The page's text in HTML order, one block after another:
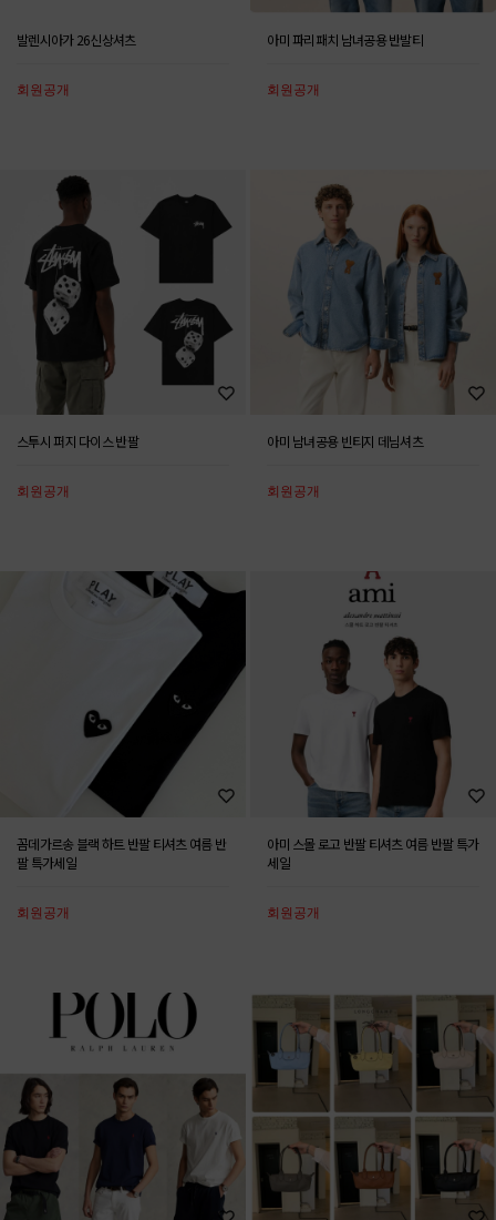
발렌시아가 26신상셔츠
회원공개
아미 파리패치 남녀공용 반발티
회원공개
스투시 퍼지 다이스 반팔
회원공개
아미 남녀공용 빈티지 데님셔츠
회원공개
꼼데가르송 블랙 하트 반팔 티셔츠 여름 반
팔 특가세일
회원공개
아미 스몰 로고 반팔 티셔츠 여름 반팔 특가
세일
회원공개